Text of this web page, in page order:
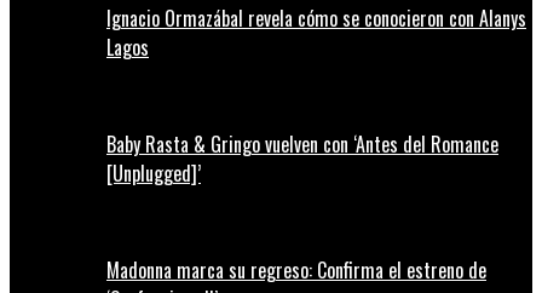
Ignacio Ormazábal revela cómo se conocieron con Alanys
Lagos
Baby Rasta & Gringo vuelven con ‘Antes del Romance
[Unplugged]’
Madonna marca su regreso: Confirma el estreno de